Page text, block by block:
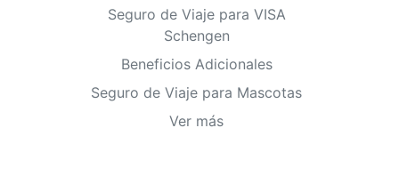
Seguro de Viaje para VISA
Schengen
Beneficios Adicionales
Seguro de Viaje para Mascotas
Ver más